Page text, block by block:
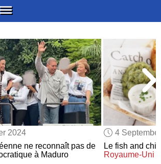
SUBSCRIBE
EDUCATIONAL LICENSES
GIFT CARDS
OTHER LANGUAGES
ABOUT US
ALEXA
ADJUST COLORS
2024
ne reconnaît pas de
à Maduro
4
Le fish and
Royaume-Uni